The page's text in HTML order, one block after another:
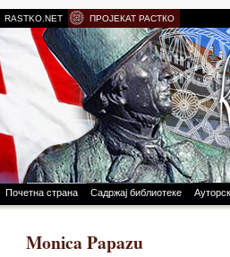
RASTKO.NET ПРОЈЕКАТ РАСТКО
Почетна страна Садржај библиотеке
Monica Papazu